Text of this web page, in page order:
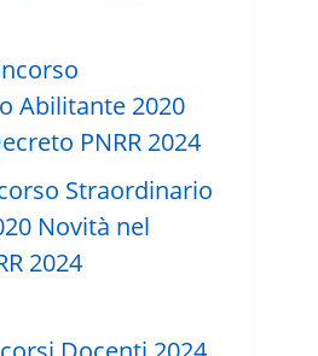
Straordinario
Novità nel
2024